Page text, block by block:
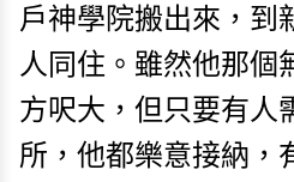
戶神學院搬出來，到
人同住。雖然他那個
方呎大，但只要有人
所，他都樂意接納，